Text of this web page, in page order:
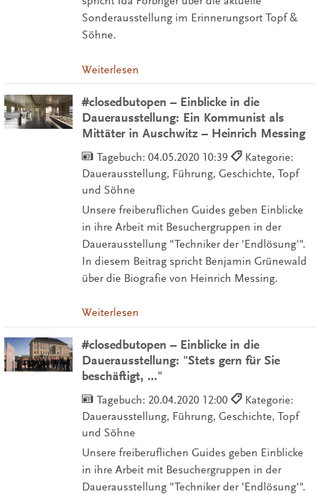
Sonderausstellung im Erinnerungsort Topf &
Söhne.
Weiterlesen
#closedbutopen – Einblicke in die
Dauerausstellung: Ein Kommunist als
Mittäter in Auschwitz – Heinrich Messing
Tagebuch: 04.05.2020 10:39
Kategorie:
Dauerausstellung, Führung, Geschichte, Topf
und Söhne
Unsere freiberuflichen Guides geben Einblicke
in ihre Arbeit mit Besuchergruppen in der
Dauerausstellung "Techniker der 'Endlösung'".
In diesem Beitrag spricht Benjamin Grünewald
über die Biografie von Heinrich Messing.
Weiterlesen
#closedbutopen – Einblicke in die
Dauerausstellung: "Stets gern für Sie
beschäftigt, …"
Tagebuch: 20.04.2020 12:00
Kategorie:
Dauerausstellung, Führung, Geschichte, Topf
und Söhne
Unsere freiberuflichen Guides geben Einblicke
in ihre Arbeit mit Besuchergruppen in der
Dauerausstellung "Techniker der 'Endlösung'".